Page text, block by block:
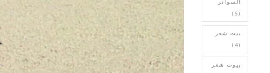
السواتر
(5)
بيت شعر
(4)
بيوت شعر